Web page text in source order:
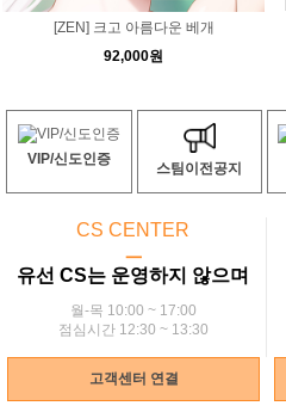
[ZEN] 크고 아름다운 베개
92,000원
VIP/신도인증
스팀이전공지
CS CENTER
ㅡ
유선 CS는 운영하지 않으며
월-목 10:00 ~ 17:00
점심시간 12:30 ~ 13:30
고객센터 연결